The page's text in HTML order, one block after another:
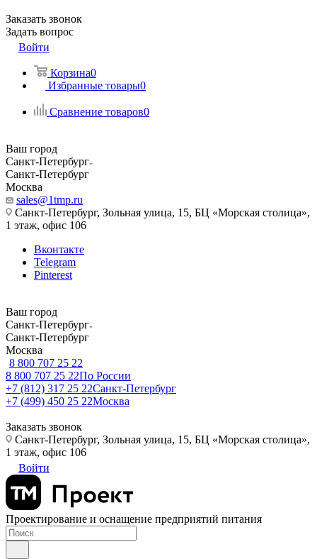
Заказать звонок
Задать вопрос
Войти
Корзина0
Избранные товары0
Сравнение товаров0
Ваш город
Санкт-Петербург
Санкт-Петербург
Москва
sales@1tmp.ru
Санкт-Петербург, Зольная улица, 15, БЦ «Морская столица»,
1 этаж, офис 106
Вконтакте
Telegram
Pinterest
Ваш город
Санкт-Петербург
Санкт-Петербург
Москва
8 800 707 25 22
8 800 707 25 22По России
+7 (812) 317 25 22Санкт-Петербург
+7 (499) 450 25 22Москва
Заказать звонок
Санкт-Петербург, Зольная улица, 15, БЦ «Морская столица»,
1 этаж, офис 106
Войти
Проектирование и оснащение предприятий питания